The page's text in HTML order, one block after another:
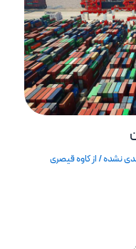
نشده/ ازکاوه قیصری